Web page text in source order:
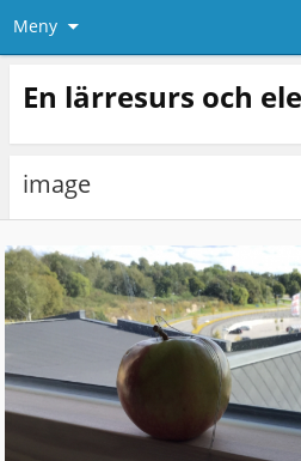
Meny
En lärresurs och
image